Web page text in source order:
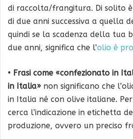
di raccolta/frangitura. Di solito
di due anni successiva a quella
quindi se la scadenza della tua
due anni, significa che l’olio è
• Frasi come «confezionato in
in Italia» non significano che
in Italia né con olive italiane.
cerca l’indicazione in etichetta
produzione, ovvero un preciso